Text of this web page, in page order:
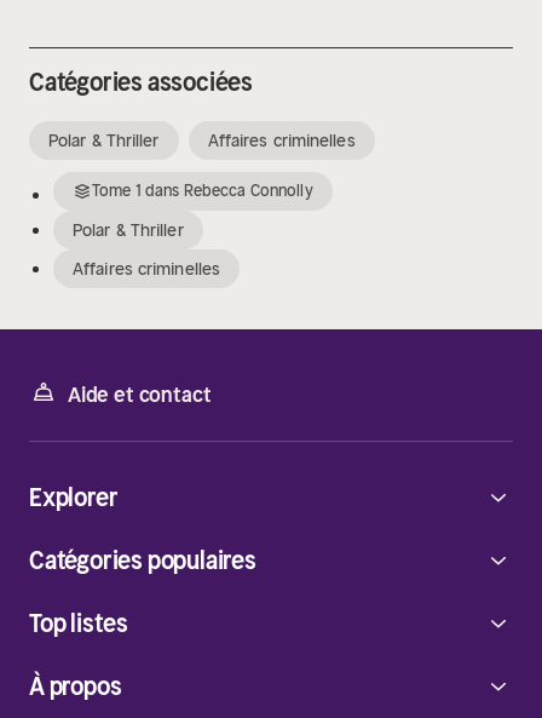
Catégories associées
Polar & Thriller Affaires criminelles
Tome 1 dans Rebecca Connolly
Polar & Thriller
Affaires criminelles
Aide et contact
À propos
Explorer
Catégories populaires
Top listes